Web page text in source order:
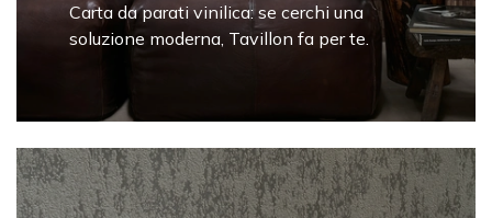
Carta da parati vinilica: se cerchi una
soluzione moderna, Tavillon fa per te.